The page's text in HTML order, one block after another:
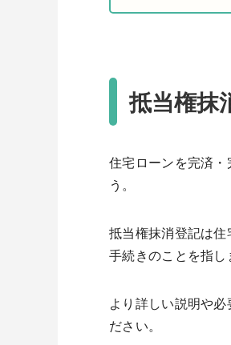
抵当権抹
住宅ローンを完済
う。
抵当権抹消登記は
手続きのことを指し
より詳しい説明や
ださい。